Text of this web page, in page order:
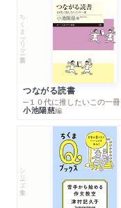
ちくまプリマー新書
つながる読書
─１０代に推したいこの一冊
小池陽慈編
シリーズ・全集